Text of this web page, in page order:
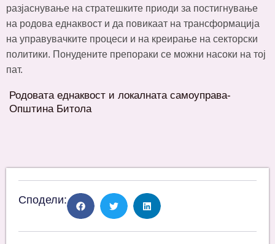
разјаснување на стратешките приоди за постигнување
на родова еднаквост и да повикаат на трансформација
на управувачките процеси и на креирање на секторски
политики. Понудените препораки се можни насоки на тој
пат.
Родовата еднаквост и локалната самоуправа-
Општина Битола
Сподели: